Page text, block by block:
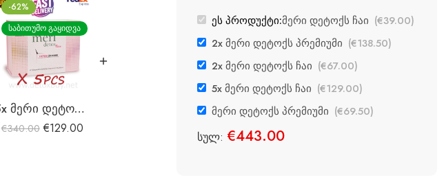
-62%
ᲡᲐᲑᲘᲗᲣᲛᲝ ᲒᲐᲧᲘᲓᲕᲐ
5x მერი დეტოქს ჩაი
€340.00 €129.00
ეს პროდუქტი:მერი დეტოქს ჩაი (€39.00)
2x მერი დეტოქს პრემიუმი (€138.50)
2x მერი დეტოქს ჩაი (€67.00)
5x მერი დეტოქს ჩაი (€129.00)
მერი დეტოქს პრემიუმი (€69.50)
სულ: €443.00